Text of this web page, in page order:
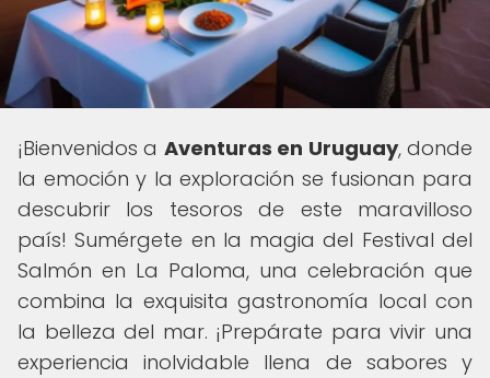
¡Bienvenidos a Aventuras en Uruguay, donde
la emoción y la exploración se fusionan para
descubrir los tesoros de este maravilloso
país! Sumérgete en la magia del Festival del
Salmón en La Paloma, una celebración que
combina la exquisita gastronomía local con
la belleza del mar. ¡Prepárate para vivir una
experiencia inolvidable llena de sabores y